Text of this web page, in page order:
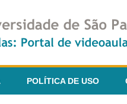
POLÍTICA DE USO